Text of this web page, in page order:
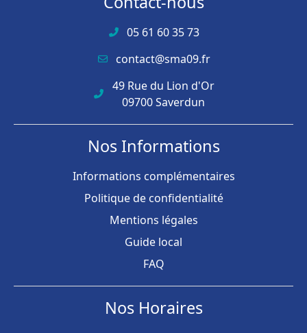
05 61 60 35 73
contact@sma09.fr
49 Rue du Lion d'Or
09700 Saverdun
Nos Informations
Informations complémentaires
Politique de confidentialité
Mentions légales
Guide local
FAQ
Nos Horaires